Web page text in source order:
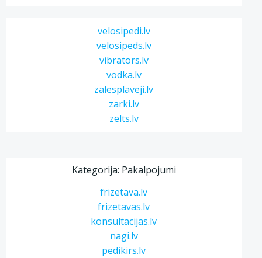
velosipedi.lv
velosipeds.lv
vibrators.lv
vodka.lv
zalesplaveji.lv
zarki.lv
zelts.lv
Kategorija: Pakalpojumi
frizetava.lv
frizetavas.lv
konsultacijas.lv
nagi.lv
pedikirs.lv